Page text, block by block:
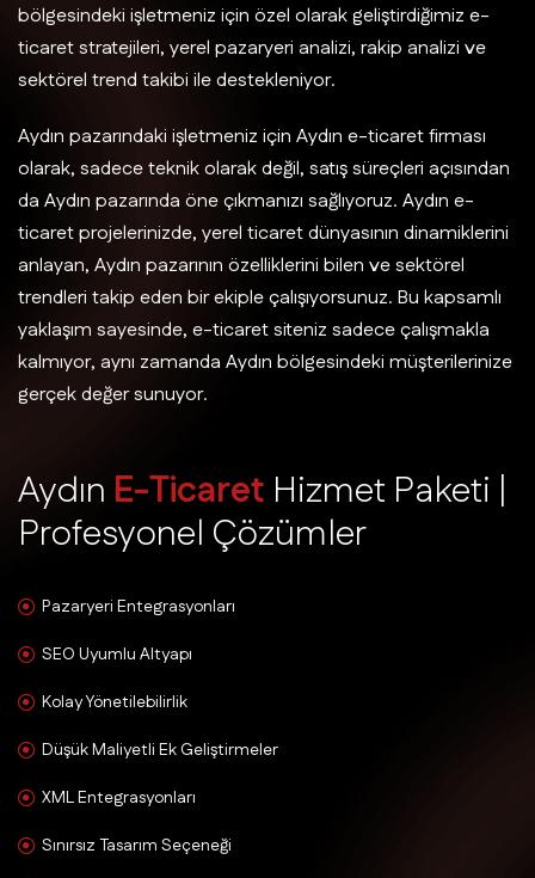
bölgesindeki işletmeniz için özel olarak geliştirdiğimiz e-
ticaret stratejileri, yerel pazaryeri analizi, rakip analizi ve
sektörel trend takibi ile destekleniyor.
Aydın pazarındaki işletmeniz için Aydın e-ticaret firması
olarak, sadece teknik olarak değil, satış süreçleri açısından
da Aydın pazarında öne çıkmanızı sağlıyoruz. Aydın e-
ticaret projelerinizde, yerel ticaret dünyasının dinamiklerini
anlayan, Aydın pazarının özelliklerini bilen ve sektörel
trendleri takip eden bir ekiple çalışıyorsunuz. Bu kapsamlı
yaklaşım sayesinde, e-ticaret siteniz sadece çalışmakla
kalmıyor, aynı zamanda Aydın bölgesindeki müşterilerinize
gerçek değer sunuyor.
Aydın E-Ticaret Hizmet Paketi |
Profesyonel Çözümler
Pazaryeri Entegrasyonları
SEO Uyumlu Altyapı
Kolay Yönetilebilirlik
Düşük Maliyetli Ek Geliştirmeler
XML Entegrasyonları
Sınırsız Tasarım Seçeneği